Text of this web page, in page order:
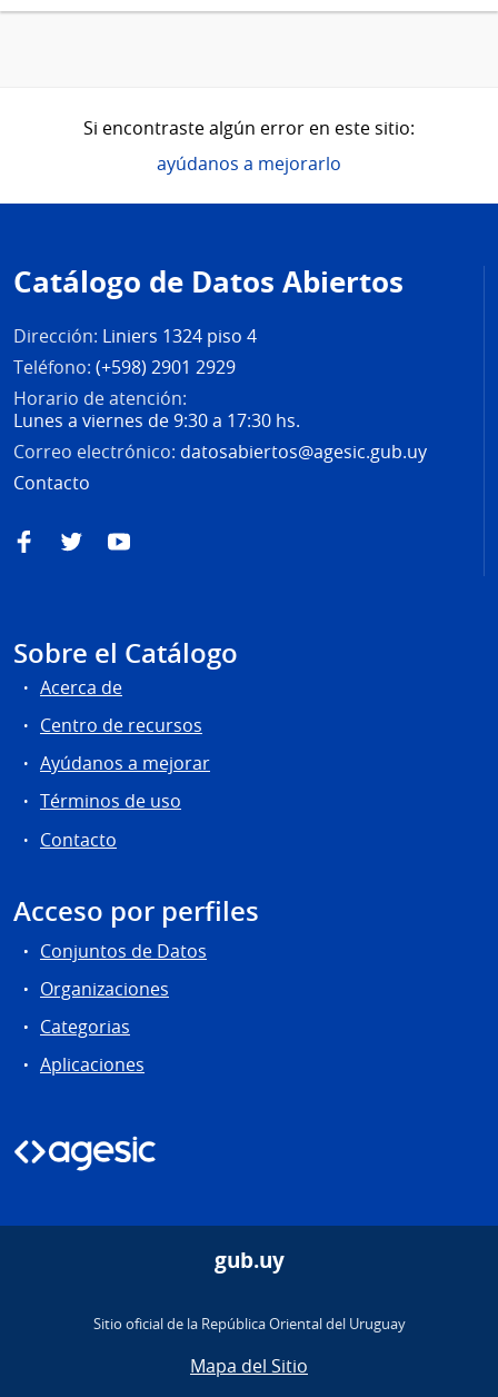
Si encontraste algún error en este sitio:
ayúdanos a mejorarlo
de
página
Catálogo de Datos Abiertos
Dirección: Liniers 1324 piso 4
Teléfono: (+598) 2901 2929
Horario de atención:
Lunes a viernes de 9:30 a 17:30 hs.
Correo electrónico: datosabiertos@agesic.gub.uy
Contacto
FacebookTwitterYouTube
Sobre el Catálogo
Acerca de
Centro de recursos
Ayúdanos a mejorar
Términos de uso
Contacto
Acceso por perfiles
Conjuntos de Datos
Organizaciones
Categorias
Aplicaciones
gub.uy
Sitio oficial de la República Oriental del Uruguay
Mapa del Sitio